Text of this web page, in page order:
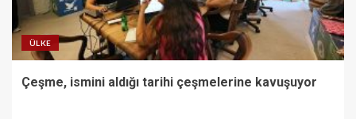
ÜLKE
Çeşme, ismini aldığı tarihi çeşmelerine kavuşuyor